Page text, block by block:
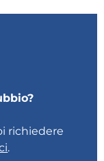
richiedere
.